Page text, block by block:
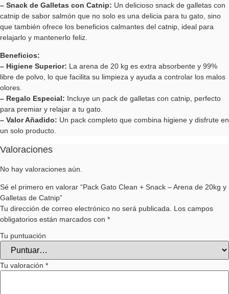
– Snack de Galletas con Catnip: Un delicioso snack de galletas con
catnip de sabor salmón que no solo es una delicia para tu gato, sino
que también ofrece los beneficios calmantes del catnip, ideal para
relajarlo y mantenerlo feliz.
Beneficios:
– Higiene Superior: La arena de 20 kg es extra absorbente y 99%
libre de polvo, lo que facilita su limpieza y ayuda a controlar los malos
olores.
– Regalo Especial: Incluye un pack de galletas con catnip, perfecto
para premiar y relajar a tu gato.
– Valor Añadido: Un pack completo que combina higiene y disfrute en
un solo producto.
Valoraciones
No hay valoraciones aún.
Sé el primero en valorar “Pack Gato Clean + Snack – Arena de 20kg y
Galletas de Catnip”
Tu dirección de correo electrónico no será publicada.
Los campos
obligatorios están marcados con *
Tu puntuación
Tu valoración *